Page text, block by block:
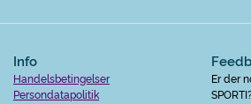
Info
Handelsbetingelser
Persondatapolitik
Er der